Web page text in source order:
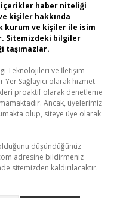
içerikler haber niteliği
kişiler hakkında
kurum ve kişiler ile isim
Sitemizdeki bilgiler
taşımazlar.
Teknolojileri ve İletişim
Yer Sağlayıcı olarak hizmet
proaktif olarak denetleme
Ancak, üyelerimiz
olup, siteye üye olarak
düşündüğünüz
adresine bildirmeniz
sitemizden kaldırılacaktır.